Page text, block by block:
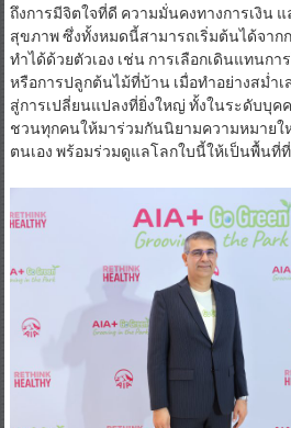
ถึงการมีจิตใจที่ดี ความมั่นคงทางการเงิน
สุขภาพ ซึ่งทั้งหมดนี้สามารถเริ่มต้นได้จากก
ทำได้ด้วยตัวเอง เช่น การเลือกเดินแทนก
หรือการปลูกต้นไม้ที่บ้าน เมื่อทำอย่างสม่ำเ
สู่การเปลี่ยนแปลงที่ยิ่งใหญ่ ทั้งในระดับบุค
ชวนทุกคนให้มาร่วมกันนิยามความหมาย
ตนเอง พร้อมร่วมดูแลโลกใบนี้ให้เป็นพื้นที่